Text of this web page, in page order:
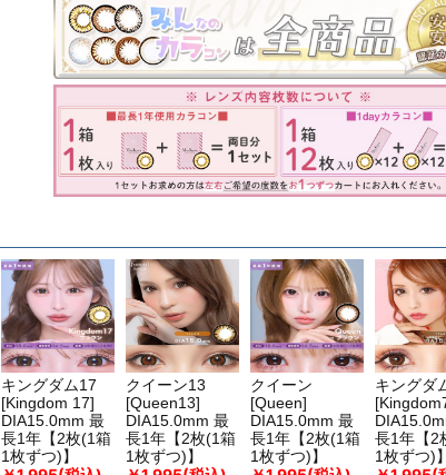
キングダム17
[Kingdom 17]
DIA15.0mm 最
長1年【2枚(1箱
1枚ずつ)】
クイーン13
[Queen13]
DIA15.0mm 最
長1年【2枚(1箱
1枚ずつ)】
クイーン
[Queen]
DIA15.0mm 最
長1年【2枚(1箱
1枚ずつ)】
キングダ
長1年【2
1枚ずつ)】